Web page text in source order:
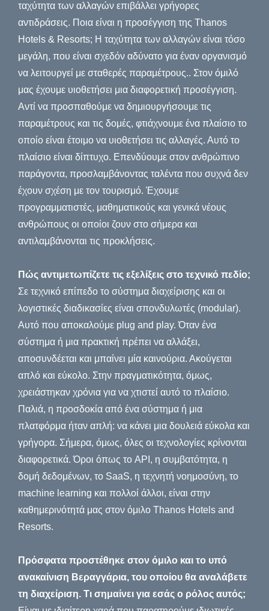
ταχύτητα των αλλαγών επιβάλλει γρήγορες
αντιδράσεις. Ποια είναι η προσέγγιση της Thanos
Hotels & Resorts; Η ταχύτητα των αλλαγών είναι τόσο
μεγάλη, που είναι σχεδόν αδύνατο για έναν οργανισμό
να λειτουργεί με σταθερές παραμέτρους.. Στον όμιλό
μας έχουμε υιοθετήσει μια διαφορετική προσέγγιση.
Αντί να προσπαθούμε να δημιουργήσουμε τις
παραμέτρους και τις δομές, φτιάχνουμε ένα πλαίσιο το
οποίο είναι έτοιμο να υιοθετήσει τις αλλαγές. Αυτό το
πλαίσιο είναι δίπτυχο. Επενδύουμε στον ανθρώπινο
παράγοντα, προσλαμβάνοντας ταλέντα που συχνά δεν
έχουν σχέση με τον τουρισμό. Έχουμε
προγραμματιστές, μαθηματικούς και γενικά νέους
ανθρώπους οι οποίοι ζουν στο σήμερα και
αντιλαμβάνονται τις προκλήσεις.
Πώς αντιμετωπίζετε τις εξελίξεις στο τεχνικό πεδίο;
Σε τεχνικό επίπεδο το σύστημα διαχείρισης και οι
λογιστικές διαδικασίες είναι σπονδυλωτές (modular).
Αυτό που αποκαλούμε plug and play. Όταν ένα
σύστημα ή μια πρακτική πρέπει να αλλάξει,
αποσυνδέεται και μπαίνει μία καινούρια. Ακούγεται
απλό και εύκολο. Στην πραγματικότητα, όμως,
χρειάστηκαν χρόνια για να χτιστεί αυτό το πλαίσιο.
Παλιά, η προσδοκία από ένα σύστημα ή μια
πλατφόρμα ήταν απλή: να κάνει μια δουλειά εύκολα και
γρήγορα. Σήμερα, όμως, όλες οι τεχνολογίες κρίνονται
διαφορετικά. Όροι όπως το API, η συμβατότητα, η
δομή δεδομένων, το SaaS, η τεχνητή νοημοσύνη, το
machine learning και πολλοί άλλοι, είναι στην
καθημερινότητά μας στον όμιλο Thanos Hotels and
Resorts.
Πρόσφατα προστέθηκε στον όμιλο και το υπό
ανακαίνιση Βεραγγάρια, του οποίου θα αναλάβετε
τη διαχείριση. Τι σημαίνει για εσάς ο ρόλος αυτός;